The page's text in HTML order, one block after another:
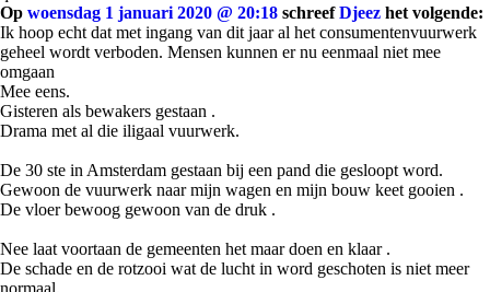
Op woensdag 1 januari 2020 @ 20:18 schreefDjeez het volgende:
Ik hoop echt dat met ingang van dit jaar al het consumentenvuurwerk
geheel wordt verboden. Mensen kunnen er nu eenmaal niet mee
omgaan
Mee eens.
Gisteren als bewakers gestaan .
Drama met al die iligaal vuurwerk.
De 30 ste in Amsterdam gestaan bij een pand die gesloopt word.
Gewoon de vuurwerk naar mijn wagen en mijn bouw keet gooien .
De vloer bewoog gewoon van de druk .
Nee laat voortaan de gemeenten het maar doen en klaar .
De schade en de rotzooi wat de lucht in word geschoten is niet meer
normaal.